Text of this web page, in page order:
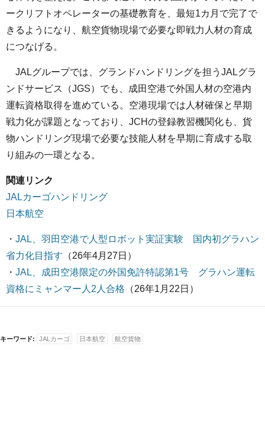
ークリフトオペレーターの基礎教育を、最短1カ月で完了で
きるようになり、航空貨物現場で必要な即戦力人材の育成
につなげる。
JALグループでは、グランドハンドリングを担うJALグラ
ンドサービス（JGS）でも、成田空港で外国人材の空港内
運転資格取得を進めている。空港現場では人材確保と早期
戦力化が課題となっており、JCHの登録教習機関化も、貨
物ハンドリング現場で必要な技能人材を早期に育成する取
り組みの一環となる。
関連リンク
JALカーゴハンドリング
日本航空
・ JAL、羽田空港で人型ロボット実証実験 国内初グラハン
省力化目指す （26年4月27日）
・ JAL、成田空港限定の外国免許特認第1号 グラハン運転
資格にミャンマー人2人合格 （26年1月22日）
キーワード: JALカーゴ 日本航空 航空貨物